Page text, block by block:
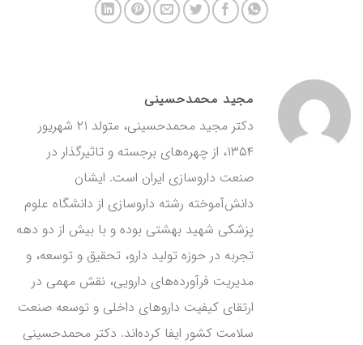
مجید محمدحسینی
دکتر مجید محمدحسینی، متولد ۲۱ شهریور
۱۳۵۴، از چهره‌های برجسته و تاثیرگذار در
صنعت داروسازی ایران است. ایشان
دانش‌آموخته رشته داروسازی از دانشگاه علوم
پزشکی شهید بهشتی بوده و با بیش از دو دهه
تجربه در حوزه تولید دارو، تحقیق و توسعه، و
مدیریت فرآورده‌های دارویی، نقش مهمی در
ارتقای کیفیت داروهای داخلی و توسعه صنعت
سلامت کشور ایفا کرده‌اند. دکتر محمدحسینی